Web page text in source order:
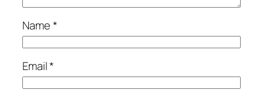
Name*
Email*